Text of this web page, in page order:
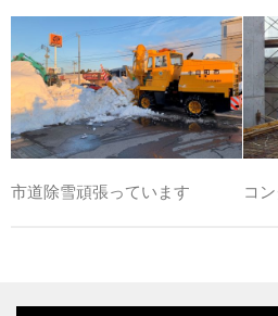
市道除雪頑張っています コ